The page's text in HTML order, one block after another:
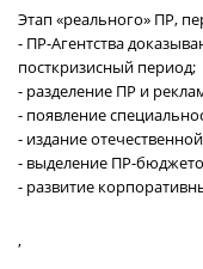
Этап «реального» ПР,
- ПР-Агентства
посткризисный период;
- разделение ПР и
- появление
- издание
- выделение ПР-
- развитие
,